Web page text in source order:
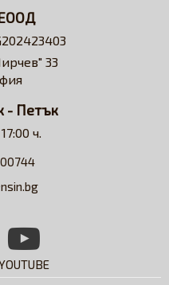
удобно и изгодно
на контактни лещи.
съвети и
на контактни лещи и
33
- Петък
ч.